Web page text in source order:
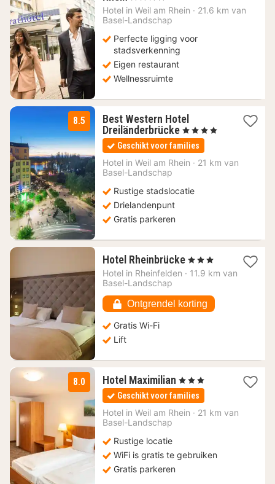
nacht
vanaf
€
Hotel in Weil am Rhein · 21.6 km van
Basel-Landschap
Perfecte ligging voor
stadsverkenning
Eigen restaurant
Wellnessruimte
8.5
Best Western Hotel
Dreiländerbrücke 1
nacht
vanaf
104
, 4 Sterren
Geschikt voor families
Hotel in Weil am Rhein · 21 km van
Basel-Landschap
Rustige stadslocatie
Drielandenpunt
Gratis parkeren
Hotel Rheinbrücke 1
nacht
€
, 3 Sterren
Hotel in Rheinfelden · 11.9 km van
Basel-Landschap
Ontgrendel korting
Gratis Wi-Fi
Lift
8.0 Hotel Maximilian 1
nacht
vanaf
114,40
, 3 Sterren
Geschikt voor families
Hotel in Weil am Rhein · 21 km van
Basel-Landschap
Rustige locatie
WiFi is gratis te gebruiken
Gratis parkeren